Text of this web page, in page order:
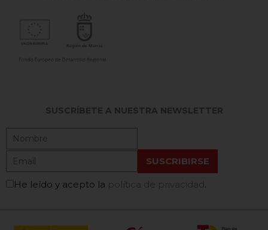
SUSCRÍBETE A NUESTRA NEWSLETTER
He leído y acepto la .